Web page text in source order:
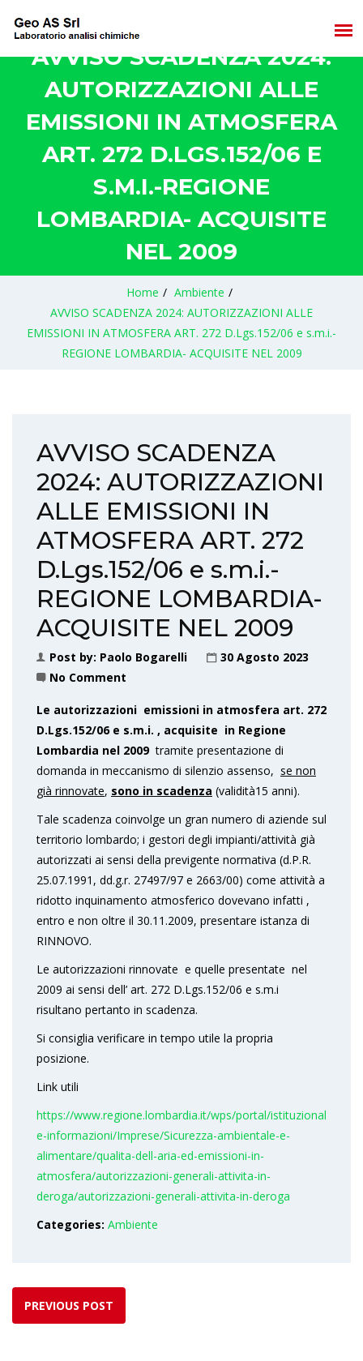
AVVISO SCADENZA 2024:
AUTORIZZAZIONI ALLE
EMISSIONI IN ATMOSFERA
ART. 272 D.LGS.152/06 E
S.M.I.-REGIONE
LOMBARDIA- ACQUISITE
NEL 2009
Home / Ambiente /
AVVISO SCADENZA 2024: AUTORIZZAZIONI ALLE
EMISSIONI IN ATMOSFERA ART. 272 D.Lgs.152/06 e s.m.i.-
REGIONE LOMBARDIA- ACQUISITE NEL 2009
AVVISO SCADENZA
2024: AUTORIZZAZIONI
ALLE EMISSIONI IN
ATMOSFERA ART. 272
D.Lgs.152/06 e s.m.i.-
REGIONE LOMBARDIA-
ACQUISITE NEL 2009
Post by: Paolo Bogarelli
30 Agosto 2023
No Comment
Le autorizzazioni emissioni in atmosfera art. 272
D.Lgs.152/06 e s.m.i. , acquisite in Regione
Lombardia nel 2009tramite presentazione di
domanda in meccanismo di silenzio assenso, se non
già rinnovate, sono in scadenza (validità15 anni).
Tale scadenza coinvolge un gran numero di aziende sul
territorio lombardo; i gestori degli impianti/attività già
autorizzati ai sensi della previgente normativa (d.P.R.
25.07.1991, dd.g.r. 27497/97 e 2663/00) come attività a
ridotto inquinamento atmosferico dovevano infatti ,
entro e non oltre il 30.11.2009, presentare istanza di
RINNOVO.
Le autorizzazioni rinnovate e quelle presentate nel
2009 ai sensi dell’ art. 272 D.Lgs.152/06 e s.m.i
risultano pertanto in scadenza.
Si consiglia verificare in tempo utile la propria
posizione.
Link utili
https://www.regione.lombardia.it/wps/portal/istituzionale/HP/
e-informazioni/Imprese/Sicurezza-ambientale-e-
alimentare/qualita-dell-aria-ed-emissioni-in-
atmosfera/autorizzazioni-generali-attivita-in-
deroga/autorizzazioni-generali-attivita-in-deroga
Categories: Ambiente
PREVIOUS POST